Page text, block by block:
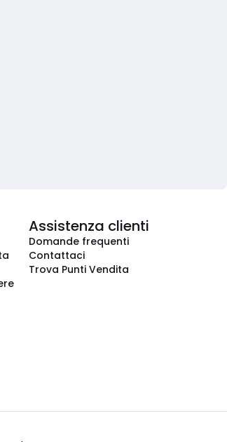
Assistenza clienti
Domande frequenti
Contattaci
Trova Punti Vendita